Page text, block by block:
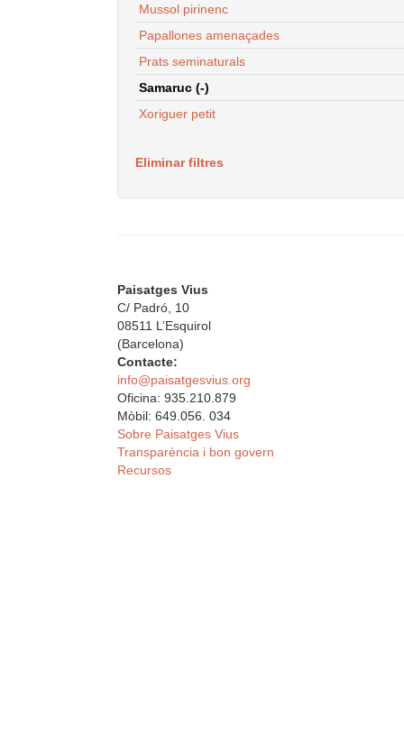
Mussol pirinenc
Papallones amenaçades
Prats seminaturals
Samaruc (-)
Xoriguer petit
Eliminar filtres
Paisatges Vius
C/ Padró, 10
08511 L’Esquirol
(Barcelona)
Contacte:
info@paisatgesvius.org
Oficina: 935.210.879
Mòbil: 649.056. 034
Sobre Paisatges Vius
Transparència i bon govern
Recursos